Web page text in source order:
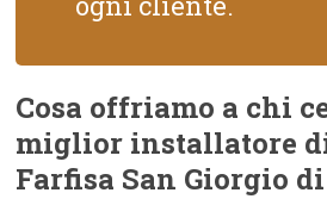
Cosa offriamo a chi
miglior installatore
Farfisa San Giorgio